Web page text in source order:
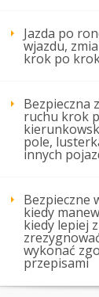
Jazda po
wjazdu,
krok po
Bezpieczna
ruchu krok
pole,
innych
Bezpieczne
kiedy
kiedy lepiej
wykonać
przepisami